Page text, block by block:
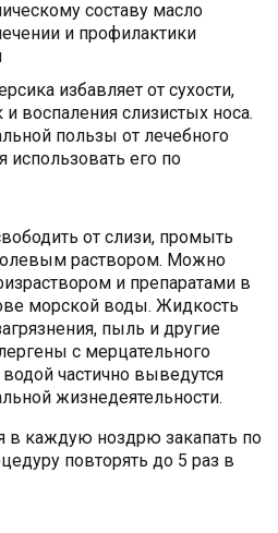
составу масло
и профилактики
избавляет от сухости,
воспаления слизистых носа.
пользы от лечебного
использовать его по
от слизи, промыть
раствором. Можно
и препаратами в
морской воды. Жидкость
пыль и другие
с мерцательного
частично выведутся
жизнедеятельности.
в каждую ноздрю закапать по
повторять до 5 раз в